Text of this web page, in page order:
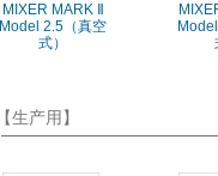
MIXER MARK Ⅱ
Model 2.5（真空
式）
【生产用】